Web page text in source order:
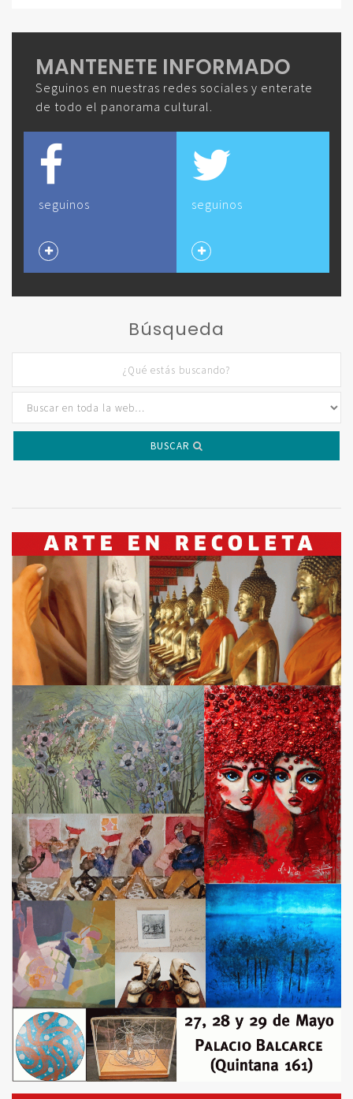
MANTENETE INFORMADO
Seguinos en nuestras redes sociales y enterate
de todo el panorama cultural.
seguinos seguinos
Búsqueda
BUSCAR